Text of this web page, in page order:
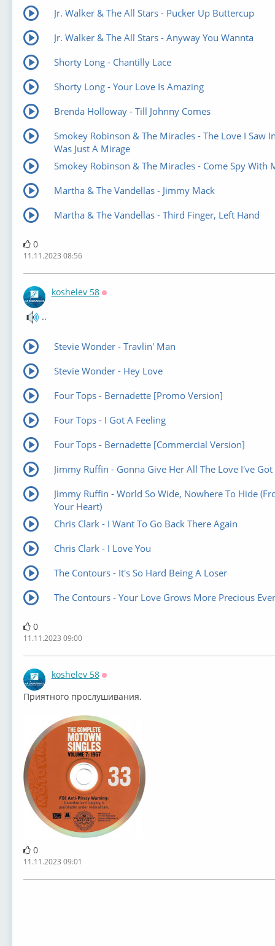
Jr. Walker & The All Stars - Pucker Up Buttercup
Jr. Walker & The All Stars - Anyway You Wannta
Shorty Long - Chantilly Lace
Shorty Long - Your Love Is Amazing
Brenda Holloway - Till Johnny Comes
Smokey Robinson & The Miracles - The Love I Saw
Was Just A Mirage
Smokey Robinson & The Miracles - Come Spy With
Martha & The Vandellas - Jimmy Mack
Martha & The Vandellas - Third Finger, Left Hand
0
11.11.2023 08:56
koshelev 58
..
Stevie Wonder - Travlin' Man
Stevie Wonder - Hey Love
Four Tops - Bernadette [Promo Version]
Four Tops - I Got A Feeling
Four Tops - Bernadette [Commercial Version]
Jimmy Ruffin - Gonna Give Her All The Love I've Got
Jimmy Ruffin - World So Wide, Nowhere To Hide
Your Heart)
Chris Clark - I Want To Go Back There Again
Chris Clark - I Love You
The Contours - It's So Hard Being A Loser
The Contours - Your Love Grows More Precious
0
11.11.2023 09:00
koshelev 58
⁣Приятного прослушивания.
0
11.11.2023 09:01